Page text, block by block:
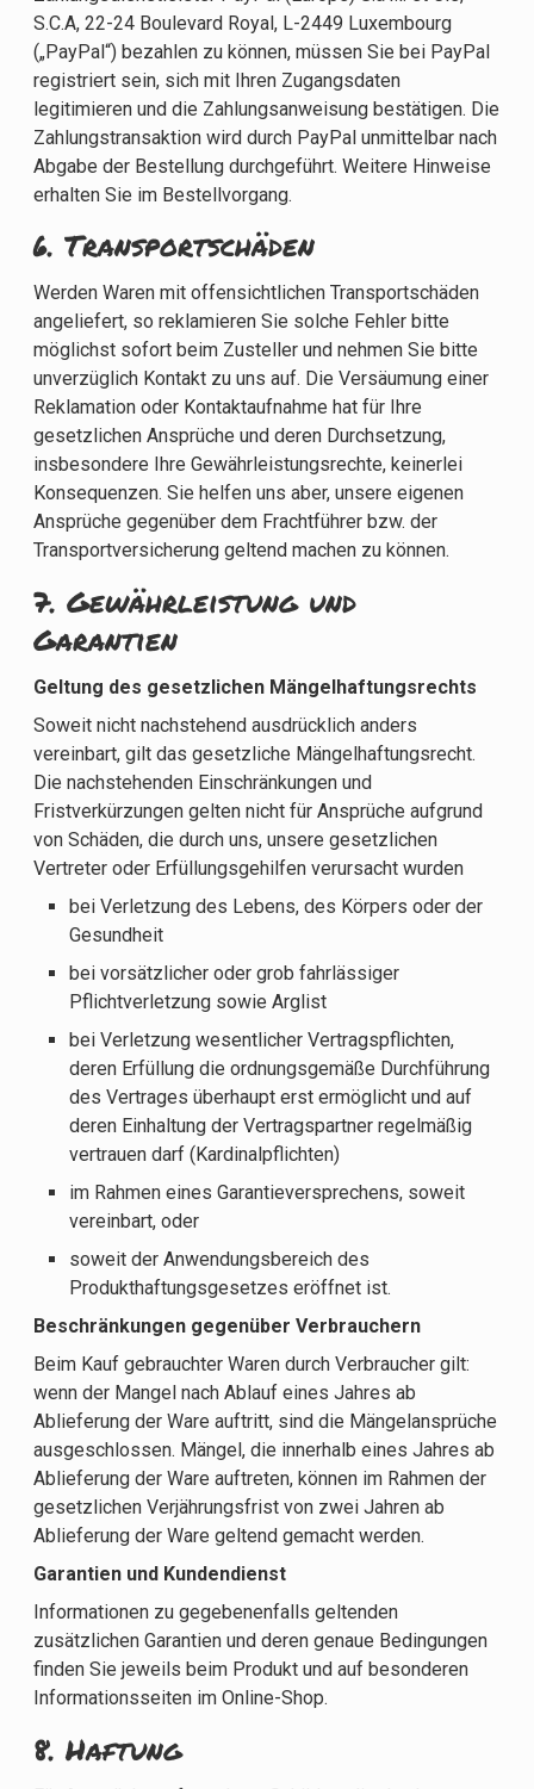
S.C.A, 22-24 Boulevard Royal, L-2449 Luxembourg
(„PayPal“) bezahlen zu können, müssen Sie bei PayPal
registriert sein, sich mit Ihren Zugangsdaten
legitimieren und die Zahlungsanweisung bestätigen. Die
Zahlungstransaktion wird durch PayPal unmittelbar nach
Abgabe der Bestellung durchgeführt. Weitere Hinweise
erhalten Sie im Bestellvorgang.
6. Transportschäden​​​​​​​
Werden Waren mit offensichtlichen Transportschäden
angeliefert, so reklamieren Sie solche Fehler bitte
möglichst sofort beim Zusteller und nehmen Sie bitte
unverzüglich Kontakt zu uns auf. Die Versäumung einer
Reklamation oder Kontaktaufnahme hat für Ihre
gesetzlichen Ansprüche und deren Durchsetzung,
insbesondere Ihre Gewährleistungsrechte, keinerlei
Konsequenzen. Sie helfen uns aber, unsere eigenen
Ansprüche gegenüber dem Frachtführer bzw. der
Transportversicherung geltend machen zu können.
7. Gewährleistung und
Garantien​​​​​​​
Geltung des gesetzlichen Mängelhaftungsrechts
Soweit nicht nachstehend ausdrücklich anders
vereinbart, gilt das gesetzliche Mängelhaftungsrecht.
Die nachstehenden Einschränkungen und
Fristverkürzungen gelten nicht für Ansprüche aufgrund
von Schäden, die durch uns, unsere gesetzlichen
Vertreter oder Erfüllungsgehilfen verursacht wurden
bei Verletzung des Lebens, des Körpers oder der
Gesundheit
bei vorsätzlicher oder grob fahrlässiger
Pflichtverletzung sowie Arglist
bei Verletzung wesentlicher Vertragspflichten,
deren Erfüllung die ordnungsgemäße Durchführung
des Vertrages überhaupt erst ermöglicht und auf
deren Einhaltung der Vertragspartner regelmäßig
vertrauen darf (Kardinalpflichten)
im Rahmen eines Garantieversprechens, soweit
vereinbart, oder
soweit der Anwendungsbereich des
Produkthaftungsgesetzes eröffnet ist.
Beschränkungen gegenüber Verbrauchern
Beim Kauf gebrauchter Waren durch Verbraucher gilt:
wenn der Mangel nach Ablauf eines Jahres ab
Ablieferung der Ware auftritt, sind die Mängelansprüche
ausgeschlossen. Mängel, die innerhalb eines Jahres ab
Ablieferung der Ware auftreten, können im Rahmen der
gesetzlichen Verjährungsfrist von zwei Jahren ab
Ablieferung der Ware geltend gemacht werden.
Garantien und Kundendienst
Informationen zu gegebenenfalls geltenden
zusätzlichen Garantien und deren genaue Bedingungen
finden Sie jeweils beim Produkt und auf besonderen
Informationsseiten im Online-Shop.
8. Haftung​​​​​​​